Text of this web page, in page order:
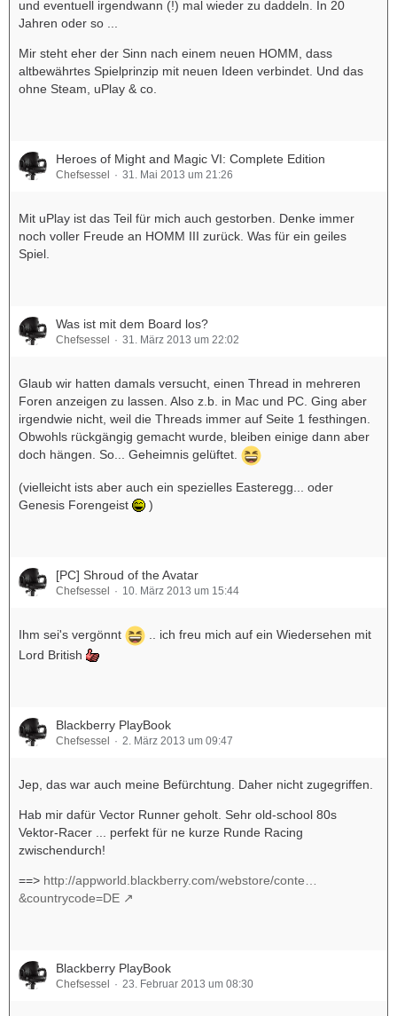
und eventuell irgendwann (!) mal wieder zu daddeln. In 20
Jahren oder so ...
Mir steht eher der Sinn nach einem neuen HOMM, dass
altbewährtes Spielprinzip mit neuen Ideen verbindet. Und das
ohne Steam, uPlay & co.
Heroes of Might and Magic VI: Complete Edition
Chefsessel 31. Mai 2013 um 21:26
Mit uPlay ist das Teil für mich auch gestorben. Denke immer
noch voller Freude an HOMM III zurück. Was für ein geiles
Spiel.
Was ist mit dem Board los?
Chefsessel 31. März 2013 um 22:02
Glaub wir hatten damals versucht, einen Thread in mehreren
Foren anzeigen zu lassen. Also z.b. in Mac und PC. Ging aber
irgendwie nicht, weil die Threads immer auf Seite 1 festhingen.
Obwohls rückgängig gemacht wurde, bleiben einige dann aber
doch hängen. So... Geheimnis gelüftet.
(vielleicht ists aber auch ein spezielles Easteregg... oder
Genesis Forengeist
)
[PC] Shroud of the Avatar
Chefsessel 10. März 2013 um 15:44
Ihm sei's vergönnt
.. ich freu mich auf ein Wiedersehen mit
Lord British
Blackberry PlayBook
Chefsessel 2. März 2013 um 09:47
Jep, das war auch meine Befürchtung. Daher nicht zugegriffen.
Hab mir dafür Vector Runner geholt. Sehr old-school 80s
Vektor-Racer ... perfekt für ne kurze Runde Racing
zwischendurch!
==> http://appworld.blackberry.com/webstore/conte…
&countrycode=DE
Blackberry PlayBook
Chefsessel 23. Februar 2013 um 08:30